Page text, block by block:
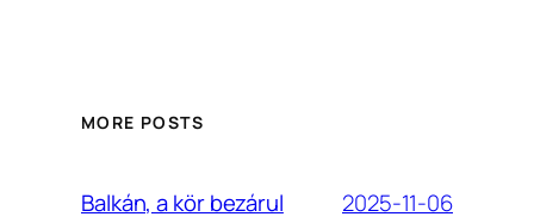
MORE POSTS
Balkán, a kör bezárul 2025-11-06